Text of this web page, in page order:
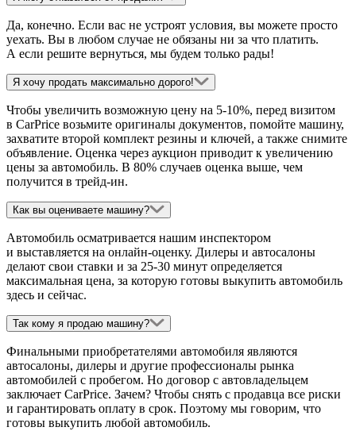
Да, конечно. Если вас не устроят условия, вы можете просто
уехать. Вы в любом случае не обязаны ни за что платить.
А если решите вернуться, мы будем только рады!
Я хочу продать максимально дорого!
Чтобы увеличить возможную цену на 5-10%, перед визитом
в CarPrice возьмите оригиналы документов, помойте машину,
захватите второй комплект резины и ключей, а также снимите
объявление. Оценка через аукцион приводит к увеличению
цены за автомобиль. В 80% случаев оценка выше, чем
получится в трейд-ин.
Как вы оцениваете машину?
Автомобиль осматривается нашим инспектором
и выставляется на онлайн-оценку. Дилеры и автосалоны
делают свои ставки и за 25-30 минут определяется
максимальная цена, за которую готовы выкупить автомобиль
здесь и сейчас.
Так кому я продаю машину?
Финальными приобретателями автомобиля являются
автосалоны, дилеры и другие профессионалы рынка
автомобилей с пробегом. Но договор с автовладельцем
заключает CarPrice. Зачем? Чтобы снять с продавца все риски
и гарантировать оплату в срок. Поэтому мы говорим, что
готовы выкупить любой автомобиль.